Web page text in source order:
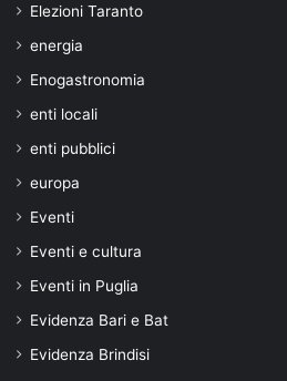
Elezioni Taranto
energia
Enogastronomia
enti locali
enti pubblici
europa
Eventi
Eventi e cultura
Eventi in Puglia
Evidenza Bari e Bat
Evidenza Brindisi